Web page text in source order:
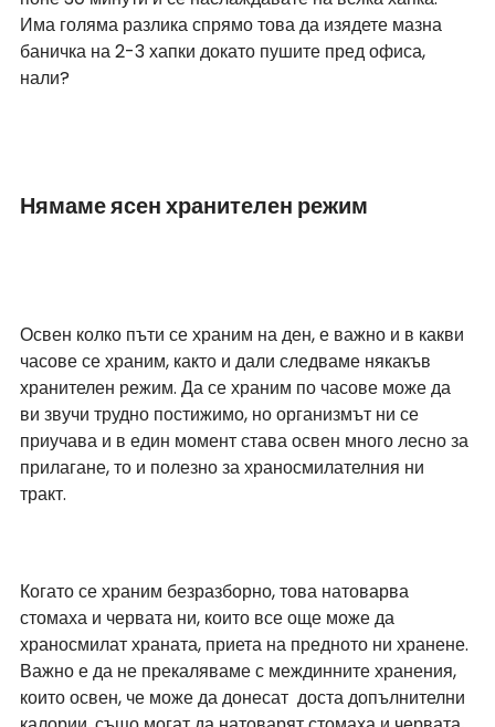
Има голяма разлика спрямо това да изядете мазна
баничка на 2-3 хапки докато пушите пред офиса,
нали?
Нямаме ясен хранителен режим
Освен колко пъти се храним на ден, е важно и в какви
часове се храним, както и дали следваме някакъв
хранителен режим. Да се храним по часове може да
ви звучи трудно постижимо, но организмът ни се
приучава и в един момент става освен много лесно за
прилагане, то и полезно за храносмилателния ни
тракт.
Когато се храним безразборно, това натоварва
стомаха и червата ни, които все още може да
храносмилат храната, приета на предното ни хранене.
Важно е да не прекаляваме с междинните хранения,
които освен, че може да донесат  доста допълнителни